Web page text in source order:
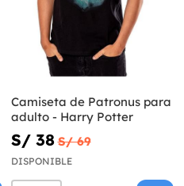
Camiseta de Patronus para
adulto - Harry Potter
S/ 38 S/ 69
DISPONIBLE